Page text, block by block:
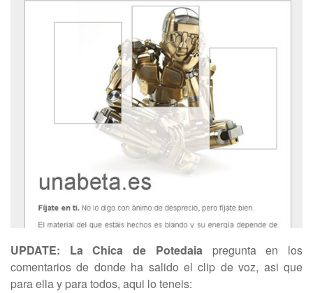
UPDATE: La Chica de Potedaiapregunta en los
comentarios de donde ha salido el clip de voz, asi que
para ella y para todos, aqui lo teneis: